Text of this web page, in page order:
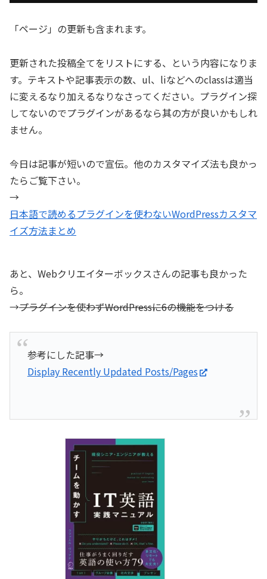
「ページ」の更新も含まれます。
更新された投稿全てをリストにする、という内容になりま
す。テキストや記事表示の数、ul、liなどへのclassは適当
に変えるなり加えるなりなさってください。プラグイン探
してないのでプラグインがあるなら其の方が良いかもしれ
ません。
今日は記事が短いので宣伝。他のカスタマイズ法も良かっ
たらご覧下さい。
→
日本語で読めるプラグインを使わないWordPressカスタマ
イズ方法まとめ
あと、Webクリエイターボックスさんの記事も良かった
ら。
→プラグインを使わずWordPressに6の機能をつける
参考にした記事→
Display Recently Updated Posts/Pages